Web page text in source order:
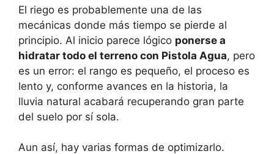
El riego es probablemente una de las
mecánicas donde más tiempo se pierde al
principio. Al inicio parece lógico ponerse a
hidratar todo el terreno con Pistola Agua, pero
es un error: el rango es pequeño, el proceso es
lento y, conforme avances en la historia, la
lluvia natural acabará recuperando gran parte
del suelo por sí sola.
Aun así, hay varias formas de optimizarlo.